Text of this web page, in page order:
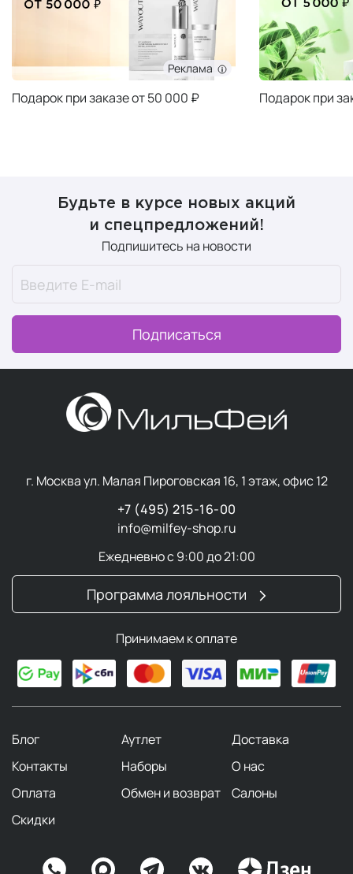
Реклама
Подарок при заказе от 50 000 ₽ Подарок при
Будьте в курсе новых акций
и спецпредложений!
Подпишитесь на новости
Подписаться
г. Москва ул. Малая Пироговская 16, 1 этаж, офис 12
+7 (495) 215-16-00
info@milfey-shop.ru
Ежедневно с 9:00 до 21:00
Программа лояльности
Принимаем к оплате
Блог Аутлет
Доставка
Контакты
Наборы
О нас
Оплата
Обмен и возврат
Салоны
Скидки